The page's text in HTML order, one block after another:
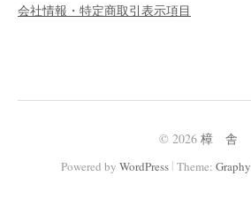
会社情報・特定商取引表示項目
© 2026 樟 舎
Powered by WordPress | Theme: Graphy